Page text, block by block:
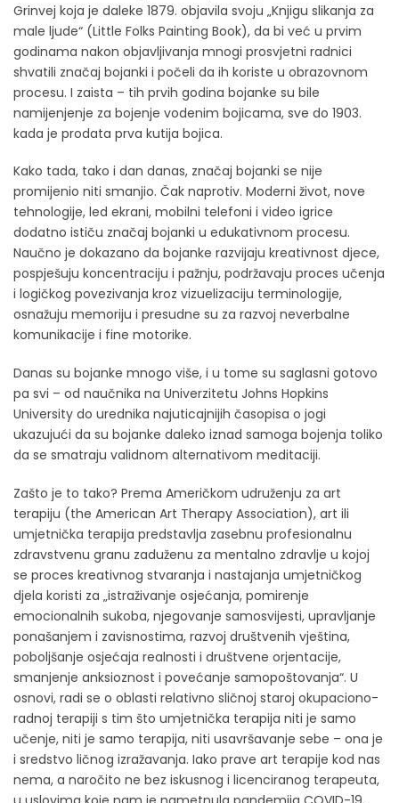
Grinvej koja je daleke 1879. objavila svoju „Knjigu slikanja za
male ljude“ (Little Folks Painting Book), da bi već u prvim
godinama nakon objavljivanja mnogi prosvjetni radnici
shvatili značaj bojanki i počeli da ih koriste u obrazovnom
procesu. I zaista – tih prvih godina bojanke su bile
namijenjenje za bojenje vodenim bojicama, sve do 1903.
kada je prodata prva kutija bojica.
Kako tada, tako i dan danas, značaj bojanki se nije
promijenio niti smanjio. Čak naprotiv. Moderni život, nove
tehnologije, led ekrani, mobilni telefoni i video igrice
dodatno ističu značaj bojanki u edukativnom procesu.
Naučno je dokazano da bojanke razvijaju kreativnost djece,
pospješuju koncentraciju i pažnju, podržavaju proces učenja
i logičkog povezivanja kroz vizuelizaciju terminologije,
osnažuju memoriju i presudne su za razvoj neverbalne
komunikacije i fine motorike.
Danas su bojanke mnogo više, i u tome su saglasni gotovo
pa svi – od naučnika na Univerzitetu Johns Hopkins
University do urednika najuticajnijih časopisa o jogi
ukazujući da su bojanke daleko iznad samoga bojenja toliko
da se smatraju validnom alternativom meditaciji.
Zašto je to tako? Prema Američkom udruženju za art
terapiju (the American Art Therapy Association), art ili
umjetnička terapija predstavlja zasebnu profesionalnu
zdravstvenu granu zaduženu za mentalno zdravlje u kojoj
se proces kreativnog stvaranja i nastajanja umjetničkog
djela koristi za „istraživanje osjećanja, pomirenje
emocionalnih sukoba, njegovanje samosvijesti, upravljanje
ponašanjem i zavisnostima, razvoj društvenih vještina,
poboljšanje osjećaja realnosti i društvene orjentacije,
smanjenje anksioznost i povećanje samopoštovanja“. U
osnovi, radi se o oblasti relativno sličnoj staroj okupaciono-
radnoj terapiji s tim što umjetnička terapija niti je samo
učenje, niti je samo terapija, niti usavršavanje sebe – ona je
i sredstvo ličnog izražavanja. Iako prave art terapije kod nas
nema, a naročito ne bez iskusnog i licenciranog terapeuta,